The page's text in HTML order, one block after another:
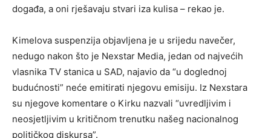
događa, a oni rješavaju stvari iza kulisa – rekao je.
Kimelova suspenzija objavljena je u srijedu navečer,
nedugo nakon što je Nexstar Media, jedan od najvećih
vlasnika TV stanica u SAD, najavio da “u doglednoj
budućnosti” neće emitirati njegovu emisiju. Iz Nexstara
su njegove komentare o Kirku nazvali “uvredljivim i
neosjetljivim u kritičnom trenutku našeg nacionalnog
političkog diskursa”.